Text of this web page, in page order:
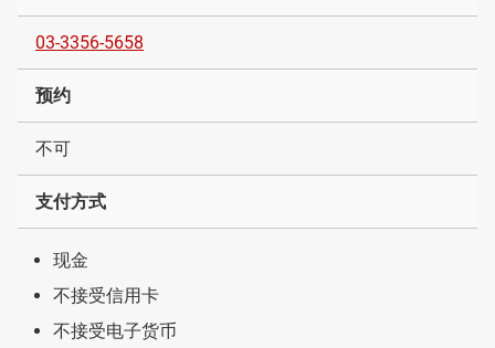
03-3356-5658
预约
不可
支付方式
现金
不接受信用卡
不接受电子货币